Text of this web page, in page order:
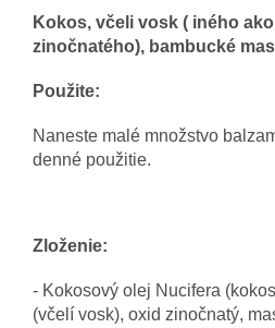
Kokos, včeli vosk ( iného
zinočnatého), bambucké
Použite:
Naneste malé množstvo
denné použitie.
Zloženie:
- Kokosový olej Nucifera
(včelí vosk), oxid zinočnatý,